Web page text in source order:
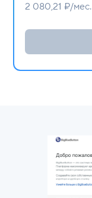
2 080,21 ₽/мес.